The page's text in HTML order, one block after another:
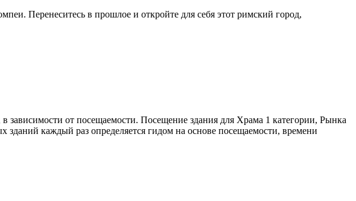
Перенеситесь в прошлое и откройте для себя этот римский город,
от посещаемости. Посещение здания для Храма 1 категории, Рынка
каждый раз определяется гидом на основе посещаемости, времени